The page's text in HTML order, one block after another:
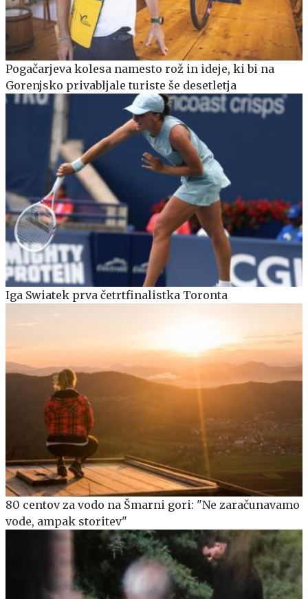
Pogačarjeva kolesa namesto rož in ideje, ki bi na
Gorenjsko privabljale turiste še desetletja
Iga Swiatek prva četrtfinalistka Toronta
80 centov za vodo na Šmarni gori: "Ne zaračunavamo
vode, ampak storitev"